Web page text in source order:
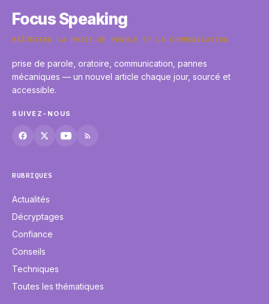
Focus Speaking
MAÎTRISER LA PRISE DE PAROLE ET LA COMMUNICATION
prise de parole, oratoire, communication, pannes
mécaniques — un nouvel article chaque jour, sourcé et
accessible.
SUIVEZ-NOUS
RUBRIQUES
Actualités
Décryptages
Confiance
Conseils
Techniques
Toutes les thématiques